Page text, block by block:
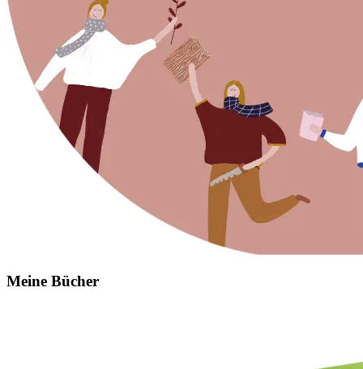
Meine Bücher